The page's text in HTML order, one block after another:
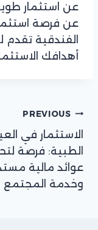
عن استثمار
عن فرصة
الفندقية
أهدافك
تصفّح
المقالات
PREVIOUS
الاستثمار في
الطبية: فرصة
عوائد مالية
وخدمة المجتمع